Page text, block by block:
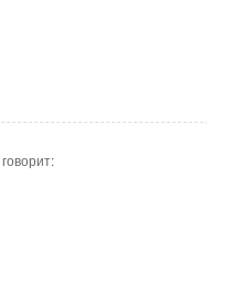
говорит: